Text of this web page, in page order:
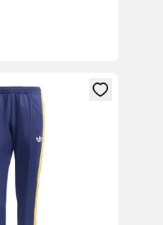
a bejelentkezéshez vagy a